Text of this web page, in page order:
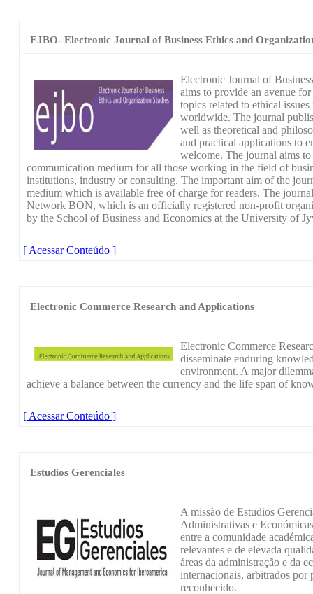
EJBO- Electronic Journal of Business Ethics and
Electronic Journal of
aims to provide an avenue
topics related to ethical
worldwide. The journal
well as theoretical and
and practical applications to
welcome. The journal aims
communication medium for all those working in the field of
institutions, industry or consulting. The important aim of the
medium which is available free of charge for readers. The
Network BON, which is an officially registered non-profit
by the School of Business and Economics at the University of
[ Acessar Conteúdo ]
Electronic Commerce Research and Applications
Electronic Commerce
disseminate enduring
environment. A major
achieve a balance between the currency and the life span of
[ Acessar Conteúdo ]
Estudios Gerenciales
A missão de Estudios
Administrativas e
entre a comunidade
relevantes e de elevada
áreas da administração e da
internacionais, arbitrados por
reconhecido.